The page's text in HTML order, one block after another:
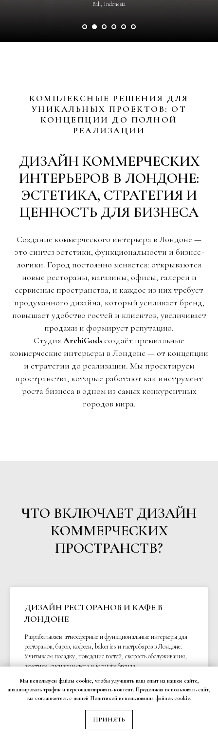
Bali, Indonesia
КОМПЛЕКСНЫЕ РЕШЕНИЯ ДЛЯ
УНИКАЛЬНЫХ ПРОЕКТОВ: ОТ
КОНЦЕПЦИИ ДО ПОЛНОЙ
РЕАЛИЗАЦИИ
ДИЗАЙН КОММЕРЧЕСКИХ
ИНТЕРЬЕРОВ В ЛОНДОНЕ:
ЭСТЕТИКА, СТРАТЕГИЯ И
ЦЕННОСТЬ ДЛЯ БИЗНЕСА
Создание коммерческого интерьера в Лондоне —
это синтез эстетики, функциональности и бизнес-
логики. Город постоянно меняется: открываются
новые рестораны, магазины, офисы, галереи и
сервисные пространства, и каждое из них требует
продуманного дизайна, который усиливает бренд,
повышает удобство гостей и клиентов, увеличивает
продажи и формирует репутацию.
Студия ArchiGods создаёт премиальные
коммерческие интерьеры в Лондоне — от концепции
и стратегии до реализации. Мы проектируем
пространства, которые работают как инструмент
роста бизнеса в одном из самых конкурентных
городов мира.
ЧТО ВКЛЮЧАЕТ ДИЗАЙН
КОММЕРЧЕСКИХ
ПРОСТРАНСТВ?
ДИЗАЙН РЕСТОРАНОВ И КАФЕ В
ЛОНДОНЕ
Разрабатываем атмосферные и функциональные интерьеры для
ресторанов, баров, кофеен, bakeries и гастробаров в Лондоне.
Учитываем посадку, поведение гостей, скорость обслуживания,
акустику, сценарии света и identity бренда.
на прибыль.
Мы используем файлы cookie, чтобы улучшить ваш опыт на нашем сайте,
анализировать трафик и персонализировать контент. Продолжая использовать сайт,
вы соглашаетесь с нашей Политикой использования файлов cookie.
ПРИНЯТЬ